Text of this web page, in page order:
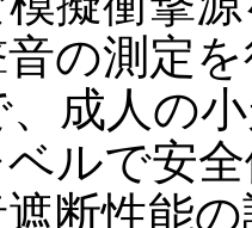
の測定
成人の
ルで安
断性能